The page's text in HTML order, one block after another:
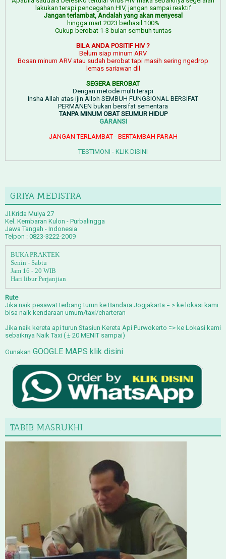
lakukan terapi pencegahan HIV, jangan sampai reaktif
Jangan terlambat, Andalah yang akan menyesal
hingga mart 2023 berhasil 100%
Cukup berobat 1-3 bulan sembuh tuntas
BILA ANDA POSITIF HIV ?
Belum siap minum ARV
Bosan minum ARV atau sudah berobat tapi masih sering ngedrop
lemas sariawan dll
SEGERA BEROBAT
Dengan metode multi terapi
Insha Allah atas ijin Alloh SEMBUH FUNGSIONAL BERSIFAT
PERMANEN bukan bersifat sementara
TANPA MINUM OBAT SEUMUR HIDUP
GARANSI
JANGAN TERLAMBAT - BERTAMBAH PARAH
TESTIMONI - KLIK DISINI
GRIYA MEDISTRA
Jl.Krida Mulya 27
Kel. Kembaran Kulon - Purbalingga
Jawa Tangah - Indonesia
Telpon : 0823-3222-2009
BUKA PRAKTEK
Senin - Sabtu
Jam 16 - 20 WIB
Hari libur Perjanjian
Rute
Jika naik pesawat terbang turun ke Bandara Jogjakarta = > ke lokasi kami
bisa naik kendaraan umum/taxi/charteran
Jika naik kereta api turun Stasiun Kereta Api Purwokerto => ke Lokasi kami
sebaiknya Naik Taxi ( ± 20 MENIT sampai)
Gunakan GOOGLE MAPS klik disini
TABIB MASRUKHI